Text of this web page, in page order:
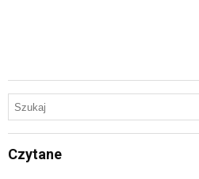
Czytane